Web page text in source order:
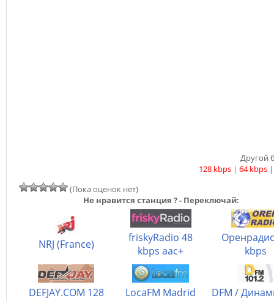
Другой
128 kbps | 64 kbps
(Пока оценок нет)
Не нравится станция ? - Переключай:
NRJ (France)
friskyRadio 48
kbps aac+
kbps
DEFJAY.COM 128
LocaFM Madrid
DFM /